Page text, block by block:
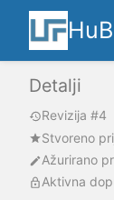
Detalji
Revizija #4
Stvoreno
Ažurirano
Aktivna